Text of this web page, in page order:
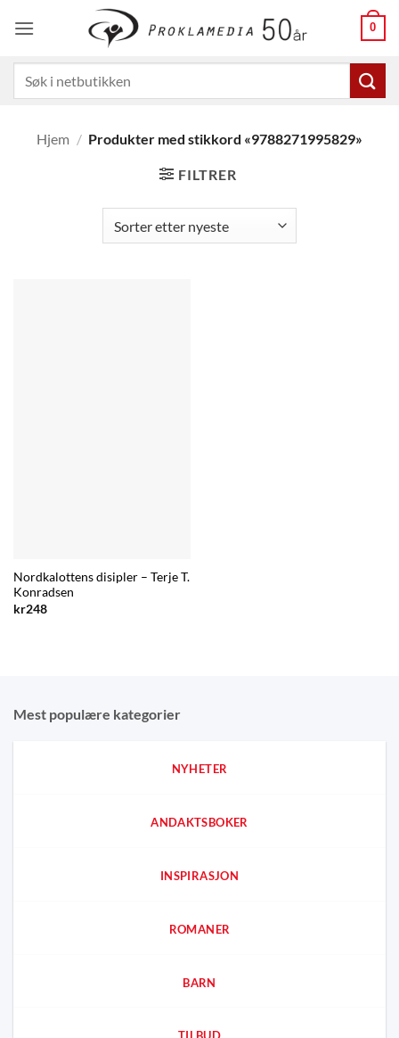
0
etter:
Hjem / Produkter med stikkord «9788271995829»
FILTRER
Nordkalottens disipler – Terje T.
Konradsen
kr248
Mest populære kategorier
NYHETER
ANDAKTSBOKER
INSPIRASJON
ROMANER
BARN